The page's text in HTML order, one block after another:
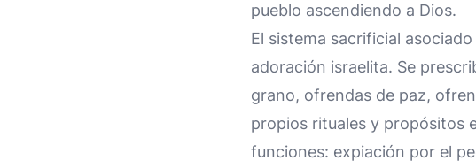
pueblo ascendiendo a Dios.
El sistema sacrificial
adoración israelita. Se
grano, ofrendas de paz,
propios rituales y propósitos
funciones: expiación por el